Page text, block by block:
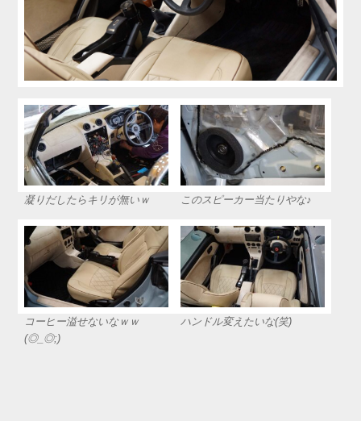
凝りだしたらキリが無いｗ このスピーカー当たりやな♪
コーヒー溢せないなｗｗ
(◎_◎;)
ハンドル変えたいな(笑)